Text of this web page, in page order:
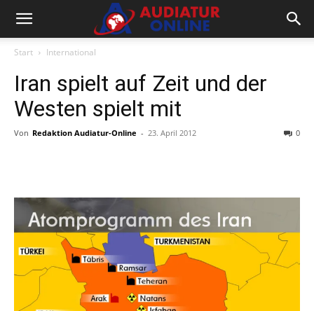
Start International
Iran spielt auf Zeit und der
Westen spielt mit
Von Redaktion Audiatur-Online - 23. April 2012 0